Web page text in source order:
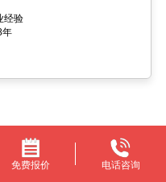
经验
年
免费报价 电话咨询